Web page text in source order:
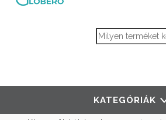
Products search
KATEGÓRIÁK